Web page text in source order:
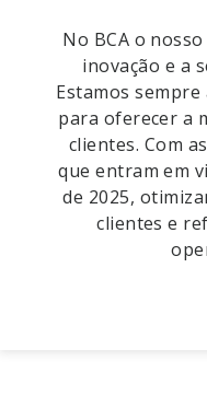
No BCA o
inovação e a
Estamos
para oferecer a
clientes. Com
que entram em
de 2025,
clientes e